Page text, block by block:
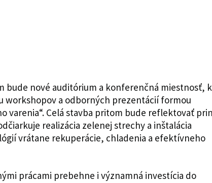
bude nové auditórium a konferenčná miestnosť,
workshopov a odborných prezentácií formou
varenia“. Celá stavba pritom bude reflektovať
realizácia zelenej strechy a inštalácia
vrátane rekuperácie, chladenia a efektívneho
prácami prebehne i významná investícia do